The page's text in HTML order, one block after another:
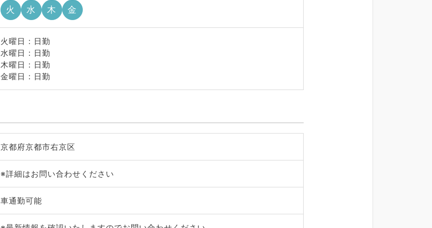
火 水 木 金
火曜日 : 日勤
水曜日 : 日勤
木曜日 : 日勤
金曜日 : 日勤
京都府京都市右京区
※詳細はお問い合わせください
車通勤可能